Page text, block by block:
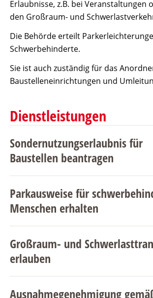
Erlaubnisse, z.B. bei Veranstaltungen
den Großraum- und
Die Behörde erteilt
Schwerbehinderte.
Sie ist auch zuständig für das
Baustelleneinrichtungen und
Dienstleistungen
Sondernutzungserlaubnis für
Baustellen beantragen
Parkausweise für
Menschen erhalten
Großraum- und
erlauben
Ausnahmegenehmigung